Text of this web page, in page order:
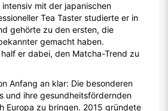
mit der japanischen
Tea Taster studierte er in
gehörte zu den ersten, die
gemacht haben.
er dabei, den Matcha-Trend zu
Anfang an klar: Die besonderen
und ihre gesundheitsfördernden
Europa zu bringen. 2015 gründete